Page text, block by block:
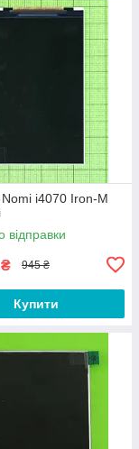
i4070 Iron-M
відправки
₴ 945 ₴
Купити